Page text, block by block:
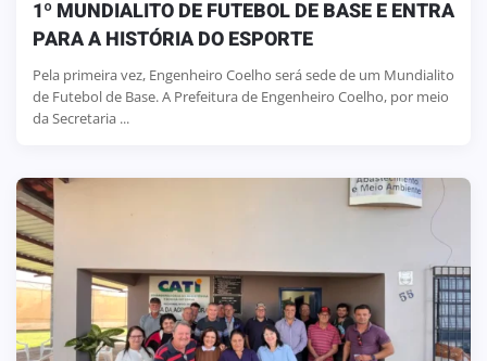
1º MUNDIALITO DE FUTEBOL DE BASE E ENTRA
PARA A HISTÓRIA DO ESPORTE
Pela primeira vez, Engenheiro Coelho será sede de um Mundialito
de Futebol de Base. A Prefeitura de Engenheiro Coelho, por meio
da Secretaria ...